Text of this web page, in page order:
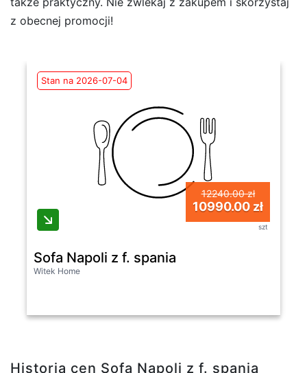
z obecnej promocji!
Stan na 2026-07-04
12240.00 zł
10990.00 zł
szt
Sofa Napoli z f. spania
Witek Home
Historia cen Sofa Napoli z f. spania